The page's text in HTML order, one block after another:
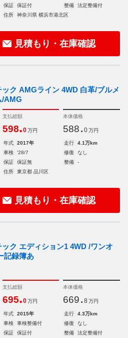
保証
保証付 整備
法定整備付
住所
神奈川県 横浜市港北区
見積もり・在庫確認
ク AMGライン 4WD 白革/ブルメ
/AMG
支払総額
598.0 万円
本体価格
588. 0 万円
年式 2017年 走行
4.1万km
車検
'28/7 修復
なし
保証
保証無 整備
-
住所
東京都 品川区
見積もり・在庫確認
ク エディション1 4WD /ワンオ
記録簿あ
支払総額
695.0 万円
本体価格
669. 8 万円
年式 2015年 走行
4.3万km
車検
車検整備付 修復
なし
保証
保証付 整備
法定整備付